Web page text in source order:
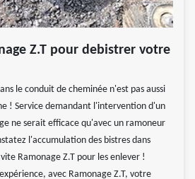
Z.T pour debistrer votre
le conduit de cheminée n'est pas aussi
! Service demandant l'intervention d'un
ne serait efficace qu'avec un ramoneur
l'accumulation des bistres dans
Ramonage Z.T pour les enlever !
avec Ramonage Z.T, votre